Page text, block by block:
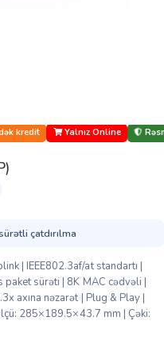
kredit Yalnız Online
çatdırılma
| IEEE802.3af/at standartı |
sürəti | 8K MAC cədvəli |
axına nəzarət | Plug & Play |
285×189.5×43.7 mm | Çəki: